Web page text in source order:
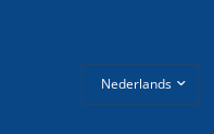
bijwerken